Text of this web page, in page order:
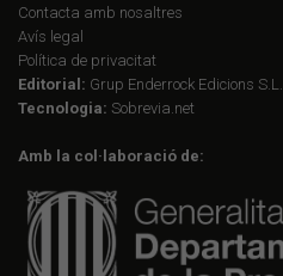
Contacta amb nosaltres
Avís legal
Política de privacitat
Editorial: Grup Enderrock Edicions S.L.
Tecnologia: Sobrevia.net
Amb la col·laboració de: